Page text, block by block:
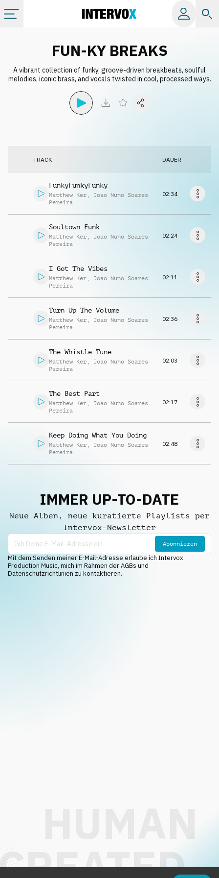
Alle Alben
Lizenzen
Info
FUN-KY BREAKS
A vibrant collection of funky, groove-driven breakbeats, soulful
melodies, iconic brass, and vocals twisted in cool, processed ways.
TRACK DAUER
FunkyFunkyFunky
Matthew Ker , Joao Nuno Soares
Pereira
02:34
Soultown Funk
Matthew Ker , Joao Nuno Soares
Pereira
02:24
I Got The Vibes
Matthew Ker , Joao Nuno Soares
Pereira
02:11
Turn Up The Volume
Matthew Ker , Joao Nuno Soares
Pereira
02:36
The Whistle Tune
Matthew Ker , Joao Nuno Soares
Pereira
02:03
The Best Part
Matthew Ker , Joao Nuno Soares
Pereira
02:17
Keep Doing What You Doing
Matthew Ker , Joao Nuno Soares
Pereira
02:48
IMMER UP-TO-DATE
Neue Alben, neue kuratierte Playlists per
Intervox-Newsletter
Abonnieren
Mit dem Senden meiner E-Mail-Adresse erlaube ich Intervox
Production Music, mich im Rahmen der AGBs und
Datenschutzrichtlinien zu kontaktieren.